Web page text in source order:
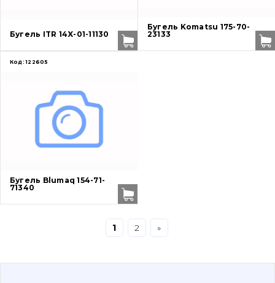
Подушки амортизаційні
Пальці та Втулки
Трансмісія
Рама і кузов
Ковші
Буровий інструмент
Бугель ITR 14X-01-11130
Бугель Komatsu 175-70-
23133
Код: 122605
Бугель Blumaq 154-71-
71340
1 2 »